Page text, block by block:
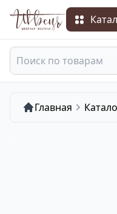
Главная